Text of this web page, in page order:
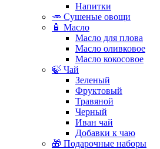
Напитки
🥕 Сушеные овощи
🧴 Масло
Масло для плова
Масло оливковое
Масло кокосовое
🍃 Чай
Зеленый
Фруктовый
Травяной
Черный
Иван чай
Добавки к чаю
🎁 Подарочные наборы